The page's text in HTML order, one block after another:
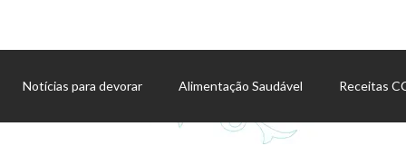
Notícias para devorar Alimentação Saudável Receitas